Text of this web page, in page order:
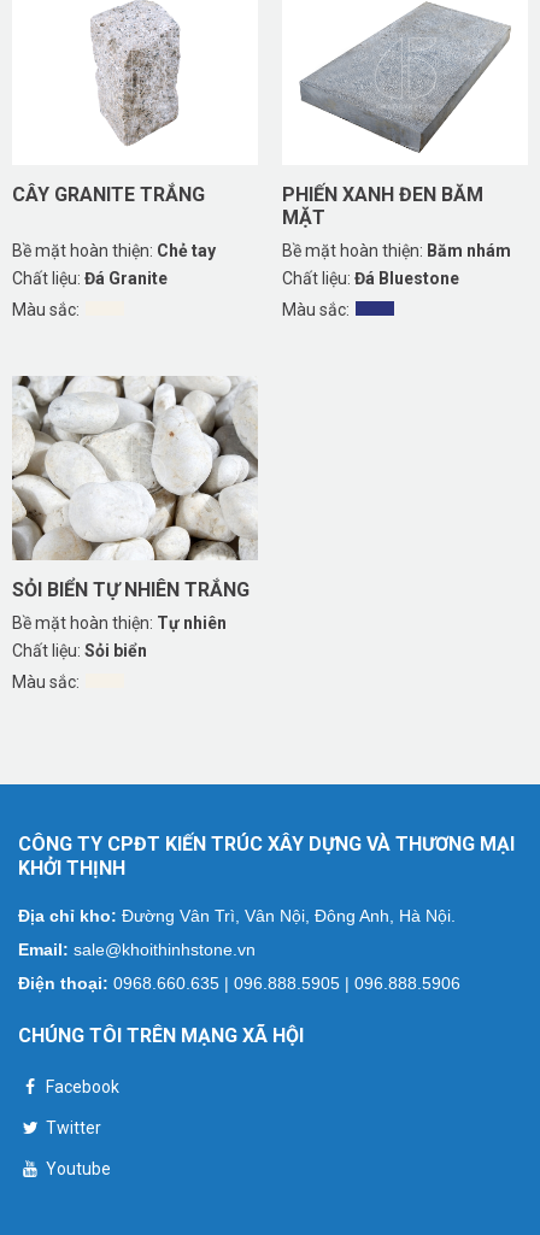
CÂY GRANITE TRẮNG
Bề mặt hoàn thiện: Chẻ tay
Chất liệu: Đá Granite
Màu sắc:
PHIẾN XANH ĐEN BĂM
MẶT
Bề mặt hoàn thiện: Băm nhám
Chất liệu: Đá Bluestone
Màu sắc:
SỎI BIỂN TỰ NHIÊN TRẮNG
Bề mặt hoàn thiện: Tự nhiên
Chất liệu: Sỏi biển
Màu sắc:
CÔNG TY CPĐT KIẾN TRÚC XÂY DỰNG VÀ THƯƠNG MẠI
KHỞI THỊNH
Địa chỉ kho: Đường Vân Trì, Vân Nội, Đông Anh, Hà Nội.
Email: sale@khoithinhstone.vn
Điện thoại: 0968.660.635 | 096.888.5905 | 096.888.5906
CHÚNG TÔI TRÊN MẠNG XÃ HỘI
Facebook
Twitter
Youtube